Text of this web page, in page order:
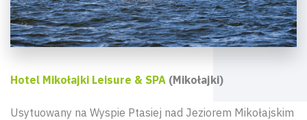
Hotel Mikołajki Leisure & SPA (Mikołajki)
Usytuowany na Wyspie Ptasiej nad Jeziorem Mikołajskim